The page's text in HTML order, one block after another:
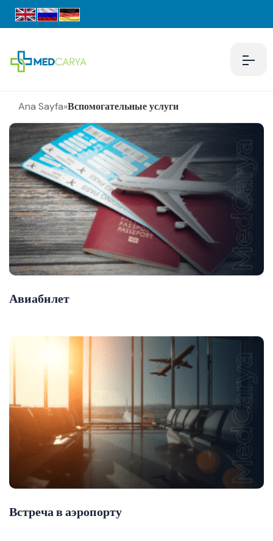
Ana Sayfa»Вспомогательные услуги
Авиабилет
Встреча в аэропорту